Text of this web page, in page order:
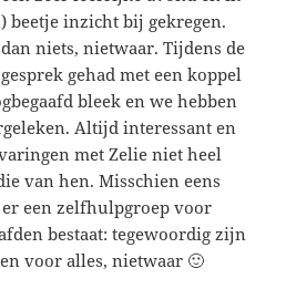
beetje inzicht bij gekregen.
niets, nietwaar. Tijdens de
gehad met een koppel
bleek en we hebben
Altijd interessant en
met Zelie niet heel
van hen. Misschien eens
een zelfhulpgroep voor
bestaat: tegewoordig zijn
voor alles, nietwaar 🙂